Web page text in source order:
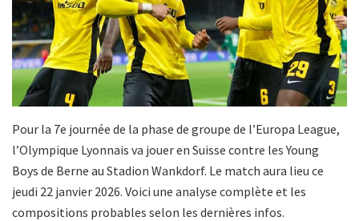
Pour la 7e journée de la phase de groupe de l’Europa League,
l’Olympique Lyonnais va jouer en Suisse contre les Young
Boys de Berne au Stadion Wankdorf. Le match aura lieu ce
jeudi 22 janvier 2026. Voici une analyse complète et les
compositions probables selon les dernières infos.